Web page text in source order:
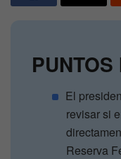
El
revisar si
Reserva